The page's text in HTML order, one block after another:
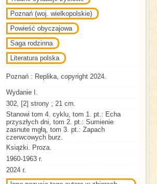
Poznań (woj. wielkopolskie)
Powieść obyczajowa
Saga rodzinna
Literatura polska
Poznań : Replika, copyright 2024.
Wydanie I.
302, [2] strony ; 21 cm.
Stanowi tom 4. cyklu, tom 1. pt.: Echa
przyszłych dni, tom 2. pt.: Sumienie
zasnute mgłą, tom 3. pt.: Zapach
czerwcowych burz.
Książki. Proza.
1960-1963 r.
2024 r.